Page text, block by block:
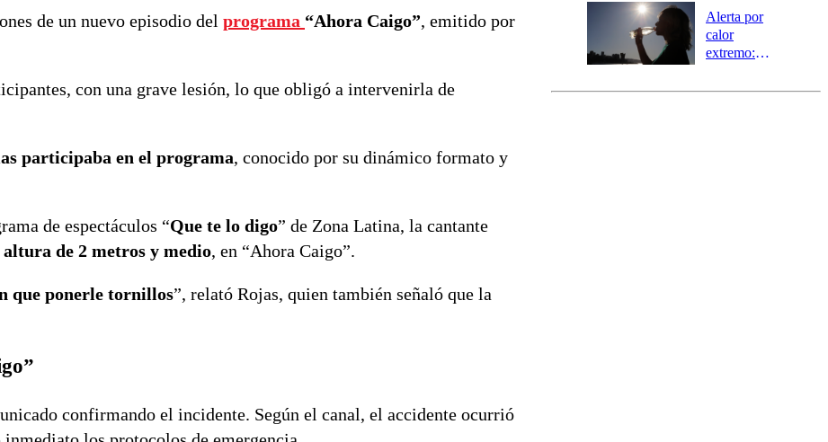
de un nuevo episodio del programa “Ahora Caigo”, emitido por
con una grave lesión, lo que obligó a intervenirla de
participaba en el programa, conocido por su dinámico formato y
de espectáculos “Que te lo digo” de Zona Latina, la cantante
de 2 metros y medio, en “Ahora Caigo”.
que ponerle tornillos”, relató Rojas, quien también señaló que la
confirmando el incidente. Según el canal, el accidente ocurrió
Alerta por
calor
extremo:
activa Alerta